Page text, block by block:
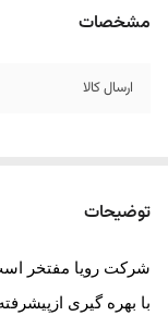
مشخصات
ارسال کالا
توضیحات
با بهره گیری